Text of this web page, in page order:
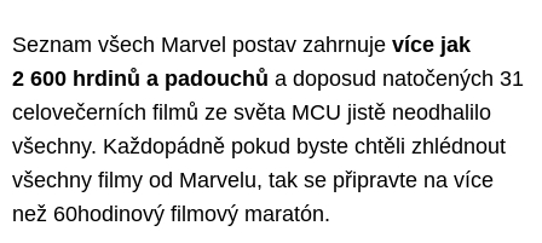
Seznam všech Marvel postav zahrnuje více jak
2 600 hrdinů a padouchů a doposud natočených 31
celovečerních filmů ze světa MCU jistě neodhalilo
všechny. Každopádně pokud byste chtěli zhlédnout
všechny filmy od Marvelu, tak se připravte na více
než 60hodinový filmový maratón.